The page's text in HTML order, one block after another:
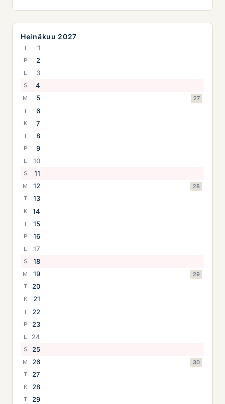
Heinäkuu 2027
T 1
P 2
L 3
S 4
M 5
27
T
6
K 7
T 8
P 9
L 10
S 11
M 12
28
T
13
K 14
T 15
P 16
L 17
S 18
M 19
29
T
20
K 21
T 22
P 23
L 24
S 25
M 26
30
T
27
K 28
T 29